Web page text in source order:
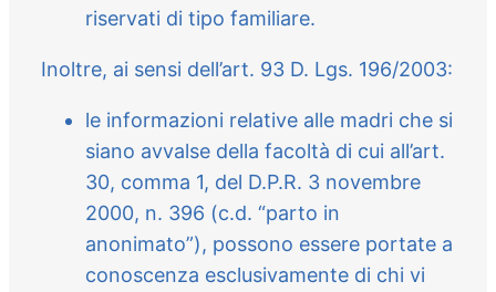
riservati di tipo familiare.
Inoltre, ai sensi dell’art. 93 D. Lgs. 196/2003:
le informazioni relative alle madri che si
siano avvalse della facoltà di cui all’art.
30, comma 1, del D.P.R. 3 novembre
2000, n. 396 (c.d. “parto in
anonimato”), possono essere portate a
conoscenza esclusivamente di chi vi